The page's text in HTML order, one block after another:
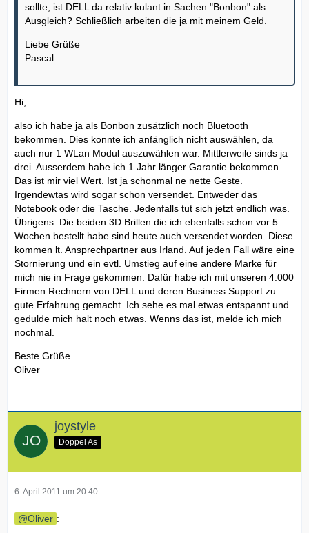
sollte, ist DELL da relativ kulant in Sachen "Bonbon" als
Ausgleich? Schließlich arbeiten die ja mit meinem Geld.
Liebe Grüße
Pascal
Hi,
also ich habe ja als Bonbon zusätzlich noch Bluetooth
bekommen. Dies konnte ich anfänglich nicht auswählen, da
auch nur 1 WLan Modul auszuwählen war. Mittlerweile sinds ja
drei. Ausserdem habe ich 1 Jahr länger Garantie bekommen.
Das ist mir viel Wert. Ist ja schonmal ne nette Geste.
Irgendewtas wird sogar schon versendet. Entweder das
Notebook oder die Tasche. Jedenfalls tut sich jetzt endlich was.
Übrigens: Die beiden 3D Brillen die ich ebenfalls schon vor 5
Wochen bestellt habe sind heute auch versendet worden. Diese
kommen lt. Ansprechpartner aus Irland. Auf jeden Fall wäre eine
Stornierung und ein evtl. Umstieg auf eine andere Marke für
mich nie in Frage gekommen. Dafür habe ich mit unseren 4.000
Firmen Rechnern von DELL und deren Business Support zu
gute Erfahrung gemacht. Ich sehe es mal etwas entspannt und
gedulde mich halt noch etwas. Wenns das ist, melde ich mich
nochmal.
Beste Grüße
Oliver
joystyle
Doppel As
6. April 2011 um 20:40
Oliver :